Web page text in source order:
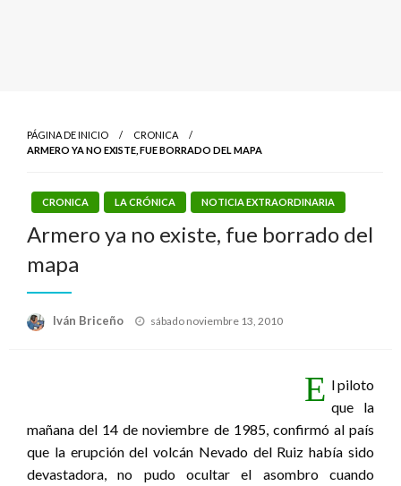
PÁGINA DE INICIO
CRONICA
ARMERO YA NO EXISTE, FUE BORRADO DEL MAPA
CRONICA LA CRÓNICA NOTICIA EXTRAORDINARIA
Armero ya no existe, fue borrado del
mapa
Iván Briceño
Publicado
sábado noviembre 13, 2010
E l piloto
que la
mañana del 14 de noviembre de 1985, confirmó al país
que la erupción del volcán Nevado del Ruiz había sido
devastadora, no pudo ocultar el asombro cuando